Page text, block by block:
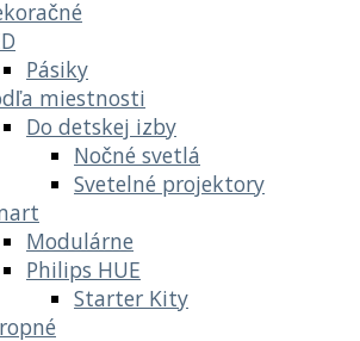
Pásiky
miestnosti
Do detskej izby
Nočné svetlá
Svetelné projektory
Modulárne
Philips HUE
Starter Kity